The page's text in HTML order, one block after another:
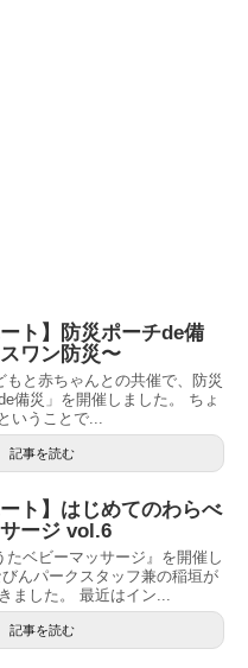
ト】防災ポーチde備
ワン防災〜
もと赤ちゃんとの共催で、防災
備災」を開催しました。 ちょ
いうことで...
記事を読む
ート】はじめてのわらべ
ージ vol.6
たベビーマッサージ』を開催し
んパークスタッフ兼の稲垣が
ました。 最近はイン...
記事を読む